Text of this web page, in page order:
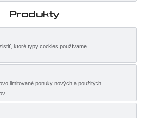
Produkty
ktoré typy cookies používame.
limitované ponuky nových a použitých